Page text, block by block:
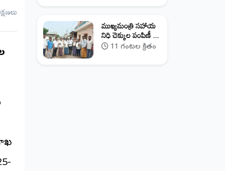
ముఖ్యమంత్రి సహాయ
నిధి చెక్కుల పంపిణీ ...
11 గంటల క్రితం